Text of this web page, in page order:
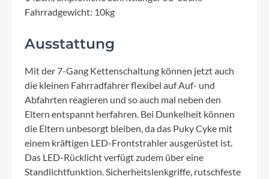
Fahrradgewicht: 10kg
Ausstattung
Mit der 7-Gang Kettenschaltung können jetzt auch
die kleinen Fahrradfahrer flexibel auf Auf- und
Abfahrten reagieren und so auch mal neben den
Eltern entspannt herfahren. Bei Dunkelheit können
die Eltern unbesorgt bleiben, da das Puky Cyke mit
einem kräftigen LED-Frontstrahler ausgerüstet ist.
Das LED-Rücklicht verfügt zudem über eine
Standlichtfunktion. Sicherheitslenkgriffe, rutschfeste